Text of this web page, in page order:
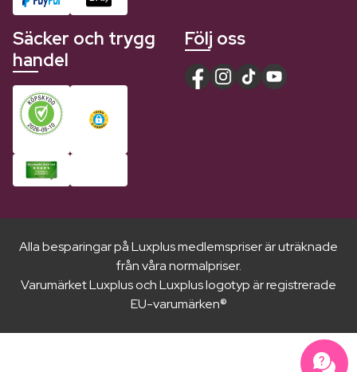
Säcker och trygg
handel
Följ oss
Alla besparingar på Luxplus medlemspriser är uträknade
från våra normalpriser.
Varumärket Luxplus och Luxplus logotyp är registrerade
EU-varumärken®